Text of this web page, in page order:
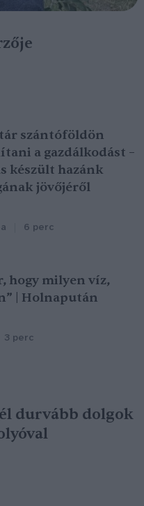
szántóföldön
a gazdálkodást –
készült hazánk
jövőjéről
6 perc
hogy milyen víz,
| Holnapután
3 perc
durvább dolgok